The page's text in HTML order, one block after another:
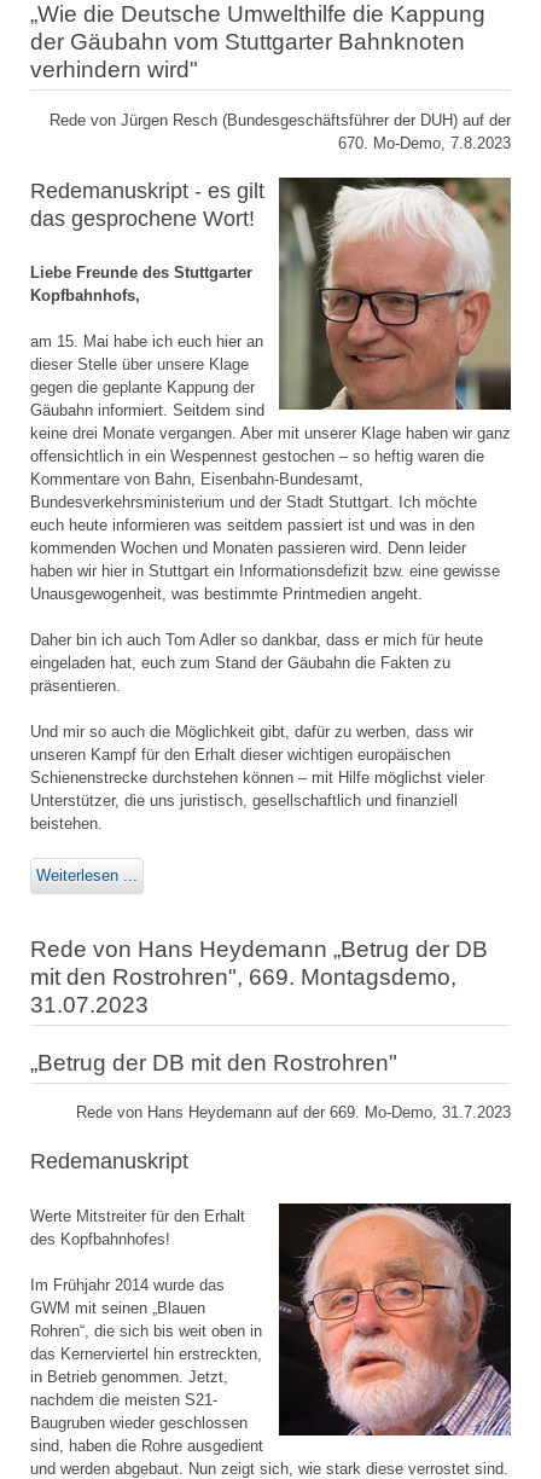
„Wie die Deutsche Umwelthilfe die Kappung
der Gäubahn vom Stuttgarter Bahnknoten
verhindern wird"
Rede von Jürgen Resch (Bundesgeschäftsführer der DUH) auf der
670. Mo-Demo, 7.8.2023
Redemanuskript - es gilt
das gesprochene Wort!
Liebe Freunde des Stuttgarter
Kopfbahnhofs,
am 15. Mai habe ich euch hier an
dieser Stelle über unsere Klage
gegen die geplante Kappung der
Gäubahn informiert. Seitdem sind
keine drei Monate vergangen. Aber mit unserer Klage haben wir ganz
offensichtlich in ein Wespennest gestochen – so heftig waren die
Kommentare von Bahn, Eisenbahn-Bundesamt,
Bundesverkehrsministerium und der Stadt Stuttgart. Ich möchte
euch heute informieren was seitdem passiert ist und was in den
kommenden Wochen und Monaten passieren wird. Denn leider
haben wir hier in Stuttgart ein Informationsdefizit bzw. eine gewisse
Unausgewogenheit, was bestimmte Printmedien angeht.
Daher bin ich auch Tom Adler so dankbar, dass er mich für heute
eingeladen hat, euch zum Stand der Gäubahn die Fakten zu
präsentieren.
Und mir so auch die Möglichkeit gibt, dafür zu werben, dass wir
unseren Kampf für den Erhalt dieser wichtigen europäischen
Schienenstrecke durchstehen können – mit Hilfe möglichst vieler
Unterstützer, die uns juristisch, gesellschaftlich und finanziell
beistehen.
Weiterlesen ...
Rede von Hans Heydemann „Betrug der DB
mit den Rostrohren", 669. Montagsdemo,
31.07.2023
„Betrug der DB mit den Rostrohren"
Rede von Hans Heydemann auf der 669. Mo-Demo, 31.7.2023
Redemanuskript
Werte Mitstreiter für den Erhalt
des Kopfbahnhofes!
Im Frühjahr 2014 wurde das
GWM mit seinen „Blauen
Rohren“, die sich bis weit oben in
das Kernerviertel hin erstreckten,
in Betrieb genommen. Jetzt,
nachdem die meisten S21-
Baugruben wieder geschlossen
sind, haben die Rohre ausgedient
und werden abgebaut. Nun zeigt sich, wie stark diese verrostet sind.